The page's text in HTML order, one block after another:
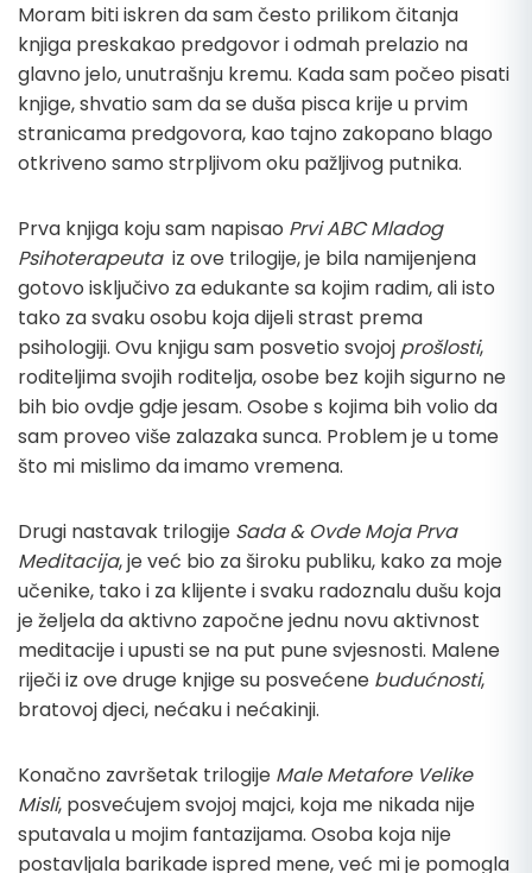
Moram biti iskren da sam često prilikom čitanja
knjiga preskakao predgovor i odmah prelazio na
glavno jelo, unutrašnju kremu. Kada sam počeo pisati
knjige, shvatio sam da se duša pisca krije u prvim
stranicama predgovora, kao tajno zakopano blago
otkriveno samo strpljivom oku pažljivog putnika.
Prva knjiga koju sam napisao Prvi ABC Mladog
Psihoterapeutaiz ove trilogije, je bila namijenjena
gotovo isključivo za edukante sa kojim radim, ali isto
tako za svaku osobu koja dijeli strast prema
psihologiji. Ovu knjigu sam posvetio svojoj prošlosti,
roditeljima svojih roditelja, osobe bez kojih sigurno ne
bih bio ovdje gdje jesam. Osobe s kojima bih volio da
sam proveo više zalazaka sunca. Problem je u tome
što mi mislimo da imamo vremena.
Drugi nastavak trilogije Sada & Ovde Moja Prva
Meditacija, je već bio za široku publiku, kako za moje
učenike, tako i za klijente i svaku radoznalu dušu koja
je željela da aktivno započne jednu novu aktivnost
meditacije i upusti se na put pune svjesnosti. Malene
riječi iz ove druge knjige su posvećene budućnosti,
bratovoj djeci, nećaku i nećakinji.
Konačno završetak trilogije Male Metafore Velike
Misli, posvećujem svojoj majci, koja me nikada nije
sputavala u mojim fantazijama. Osoba koja nije
postavljala barikade ispred mene, već mi je pomogla